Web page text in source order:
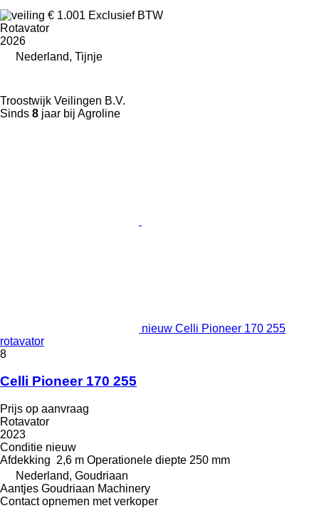
€ 1.001 Exclusief BTW
Rotavator
2026
Nederland, Tijnje
Troostwijk Veilingen B.V.
Sinds 8 jaar bij Agroline
nieuw Celli Pioneer 170 255
rotavator
8
Celli Pioneer 170 255
Prijs op aanvraag
Rotavator
2023
Conditie nieuw
Afdekking 2,6 m Operationele diepte 250 mm
Nederland, Goudriaan
Aantjes Goudriaan Machinery
Contact opnemen met verkoper